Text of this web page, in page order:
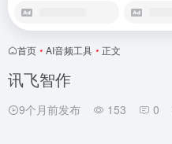
首页 • AI音频工具 • 正文
讯飞智作
9个月前发布 153 0